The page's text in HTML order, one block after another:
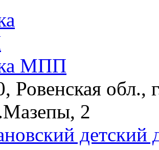
МПП
Ровенская обл.,
2